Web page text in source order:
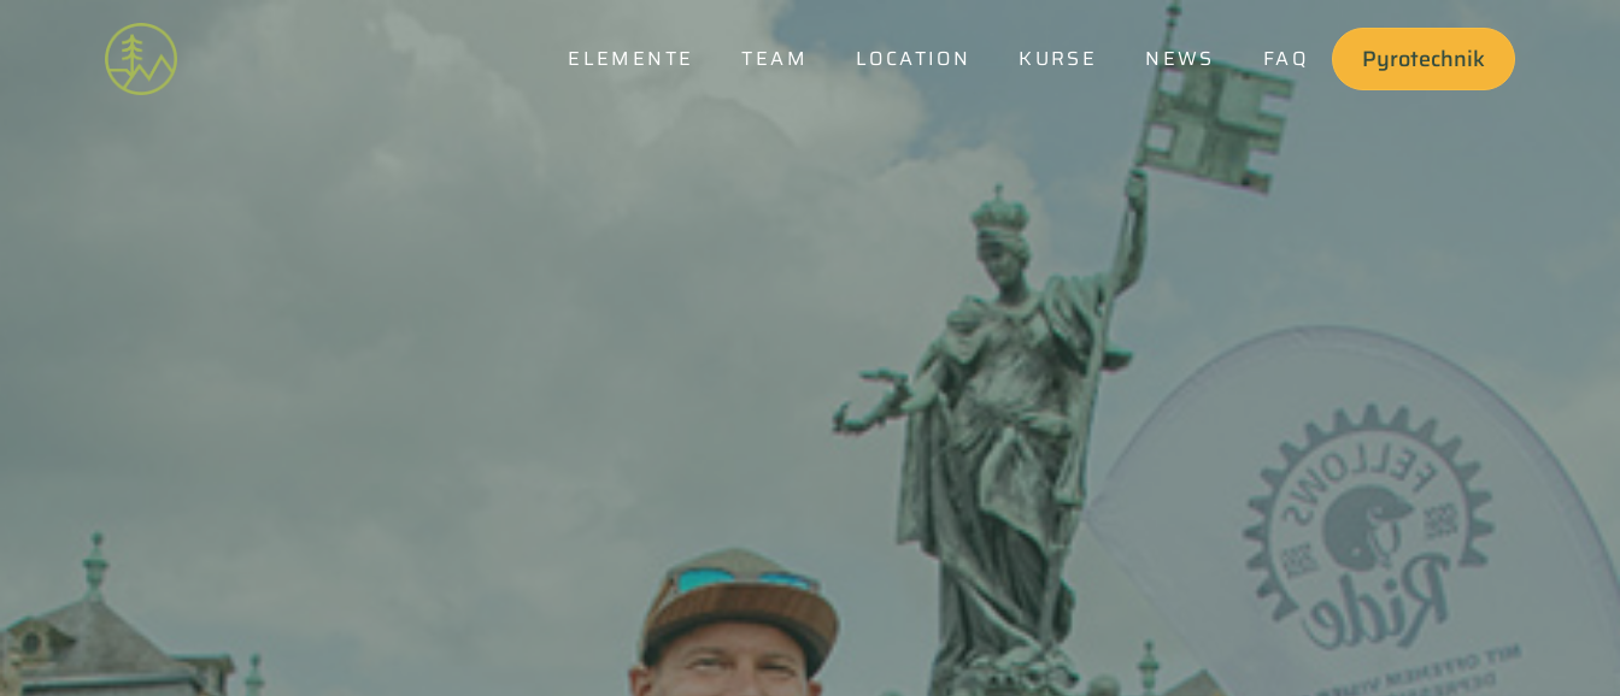
ELEMENTE TEAM LOCATION KURSE NEWS FAQ Pyrotechnik